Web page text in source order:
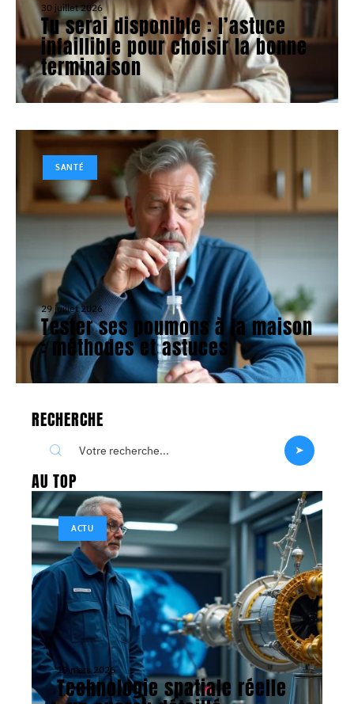
30 juillet 2026
Tu serai disponible : l’astuce
infaillible pour choisir la bonne
terminaison
SANTÉ
29 juillet 2026
Tester ses poumons à la maison
: méthodes et astuces
RECHERCHE
AU TOP
ACTU
19 mars 2026
Technologie spatiale réelle